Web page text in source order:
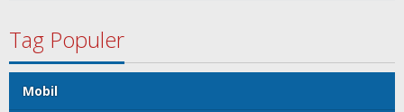
Tag Populer
Mobil